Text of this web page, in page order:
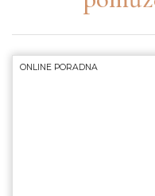
ONLINE PORADNA